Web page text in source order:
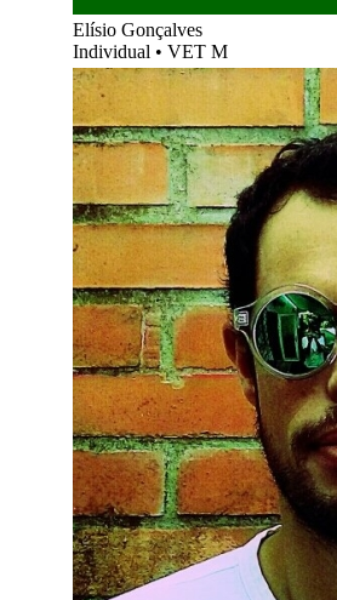
Elísio Gonçalves
Individual • VET M